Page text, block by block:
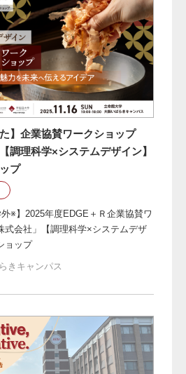
】企業協賛ワークショップ
調理科学×システムデザイン】
プ
※】2025年度EDGE＋Ｒ企業協賛ワ
式会社」【調理科学×システムデザ
ョップ
きキャンパス